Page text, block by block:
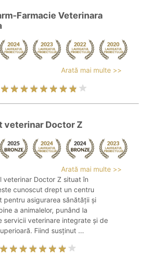
Farmacie Veterinara
Arată mai multe >>
veterinar Doctor Z
Arată mai multe >>
veterinar Doctor Z situat în
cunoscut drept un centru
pentru asigurarea sănătății și
a animalelor, punând la
servicii veterinare integrate și de
Fiind susținut ...